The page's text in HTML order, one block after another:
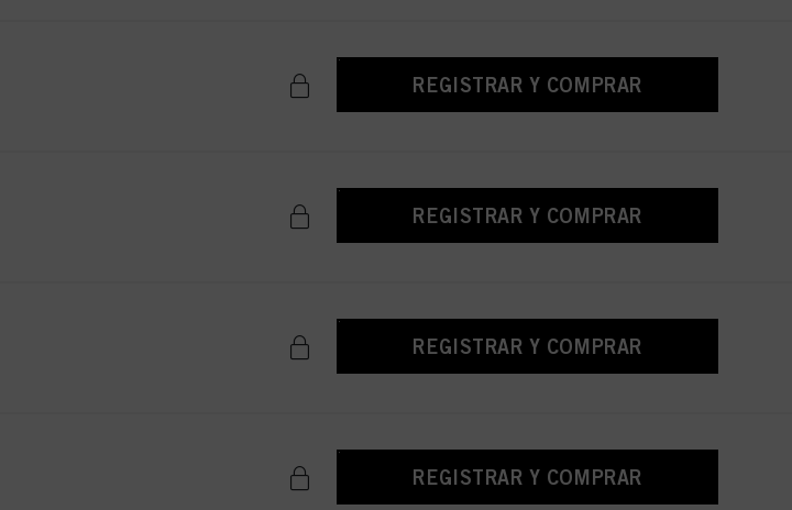
REGISTRAR Y COMPRAR
REGISTRAR Y COMPRAR
REGISTRAR Y COMPRAR
REGISTRAR Y COMPRAR